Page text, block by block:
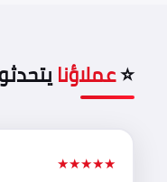
⭐عملاؤنا
★★★★★